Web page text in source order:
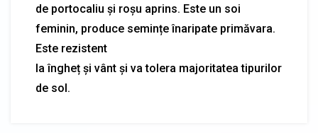
de portocaliu și roșu aprins. Este un soi
feminin, produce semințe înaripate primăvara.
Este rezistent
laîngheț și vânt și vatolera majoritatea tipurilor
de sol .